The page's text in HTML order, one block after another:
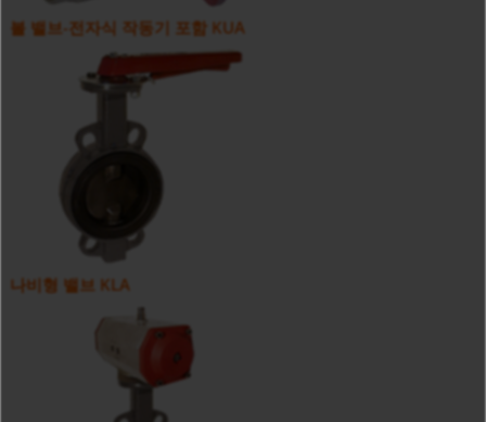
볼 밸브-전자식 작동기 포함 KUA
나비형 밸브 KLA